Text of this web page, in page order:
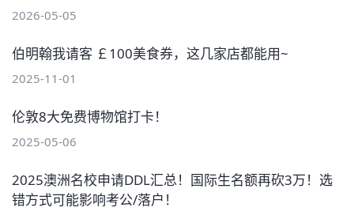
2026-05-05
伯明翰我请客 ￡100美食券，这几家店都能用~
2025-11-01
伦敦8大免费博物馆打卡！
2025-05-06
2025澳洲名校申请DDL汇总！国际生名额再砍3万！选
错方式可能影响考公/落户！